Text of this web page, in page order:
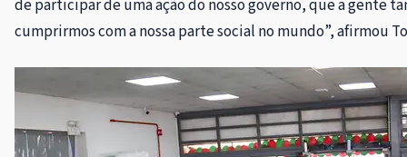
de participar de uma ação do nosso governo, que a gente
cumprirmos com a nossa parte social no mundo”, afirmou